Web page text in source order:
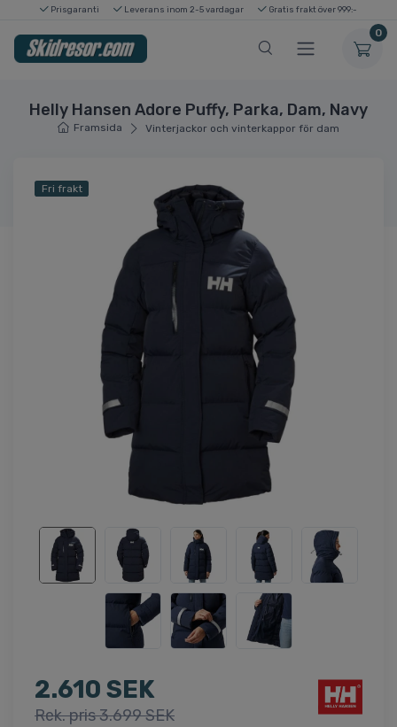
Prisgaranti Leverans inom 2-5 vardagar Gratis frakt över 999:-
0
Helly Hansen Adore Puffy, Parka, Dam, Navy
Framsida Vinterjackor och vinterkappor för dam
Fri frakt
2.610 SEK
Rek. pris 3.699 SEK